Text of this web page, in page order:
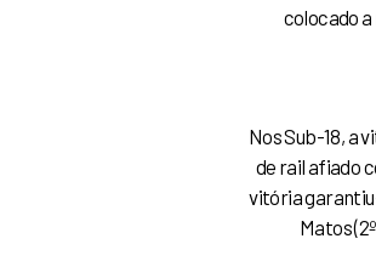
colocado
Nos Sub-18, a
de rail afiado
vitória
Matos